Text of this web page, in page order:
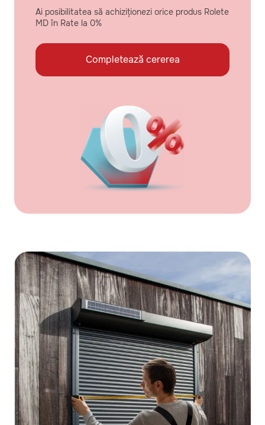
Ai posibilitatea să achiziționezi orice produs Rolete
MD în Rate la 0%
Completează cererea